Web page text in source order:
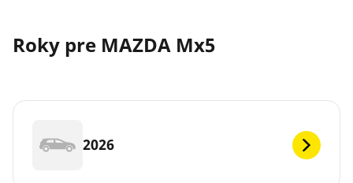
Roky pre MAZDA Mx5
2026